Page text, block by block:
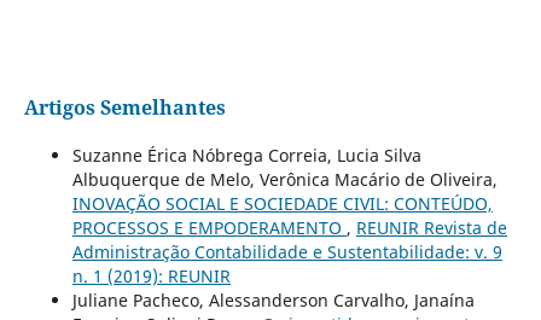
Artigos Semelhantes
Suzanne Érica Nóbrega Correia, Lucia Silva
Albuquerque de Melo, Verônica Macário de Oliveira,
INOVAÇÃO SOCIAL E SOCIEDADE CIVIL: CONTEÚDO,
PROCESSOS E EMPODERAMENTO , REUNIR Revista de
Administração Contabilidade e Sustentabilidade: v. 9
n. 1 (2019): REUNIR
Juliane Pacheco, Alessanderson Carvalho, Janaína